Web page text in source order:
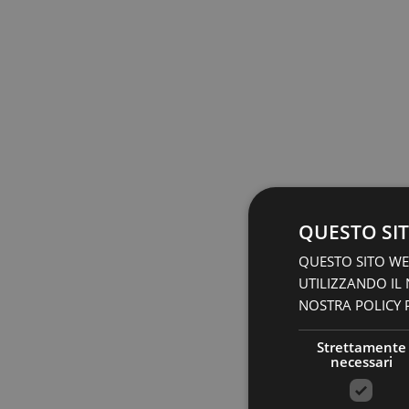
QUESTO
QUESTO SITO
UTILIZZANDO IL
NOSTRA POLICY
Strettamente
necessari